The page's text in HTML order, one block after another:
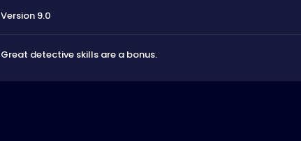
Version 9.0
Great detective skills are a bonus.